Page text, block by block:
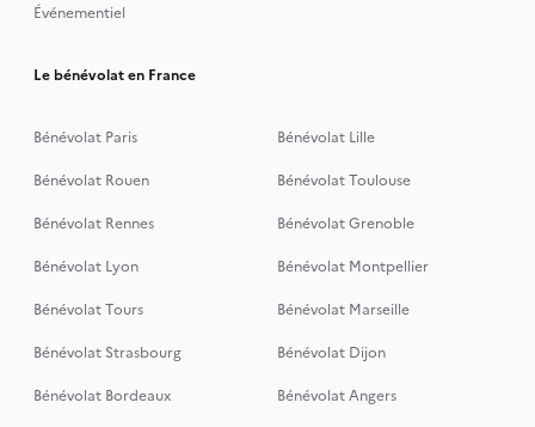
Événementiel
Le bénévolat en France
Bénévolat Paris
Bénévolat Lille
Bénévolat Rouen
Bénévolat Toulouse
Bénévolat Rennes
Bénévolat Grenoble
Bénévolat Lyon
Bénévolat Montpellier
Bénévolat Tours
Bénévolat Marseille
Bénévolat Strasbourg
Bénévolat Dijon
Bénévolat Bordeaux
Bénévolat Angers